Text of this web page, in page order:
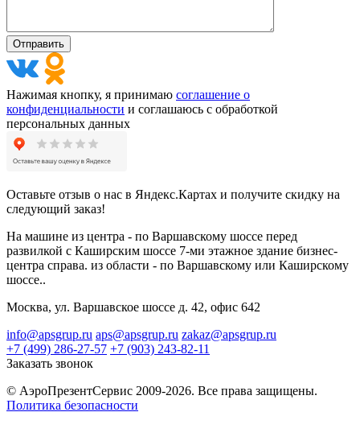
Нажимая кнопку, я принимаю соглашение о
конфиденциальности и соглашаюсь с обработкой
персональных данных
Оставьте отзыв о нас в Яндекс.Картах и получите скидку на
следующий заказ!
На машине из центра - по Варшавскому шоссе перед
развилкой с Каширским шоссе 7-ми этажное здание бизнес-
центра справа. из области - по Варшавскому или Каширскому
шоссе..
Москва, ул. Варшавское шоссе д. 42, офис 642
info@apsgrup.ru aps@apsgrup.ru zakaz@apsgrup.ru
+7 (499) 286-27-57 +7 (903) 243-82-11
Заказать звонок
© АэроПрезентСервис 2009-2026. Все права защищены.
Политика безопасности